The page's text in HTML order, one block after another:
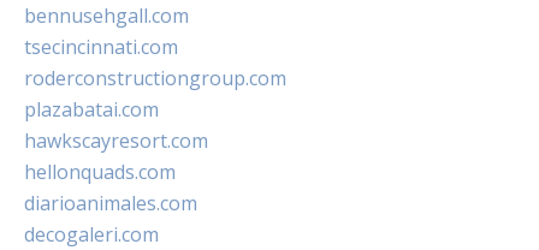
bennusehgall.com
tsecincinnati.com
roderconstructiongroup.com
plazabatai.com
hawkscayresort.com
hellonquads.com
diarioanimales.com
decogaleri.com